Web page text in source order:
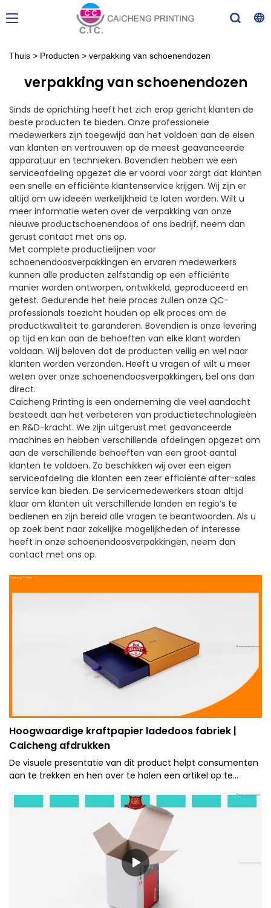
Thuis > Producten > verpakking van schoenendozen
verpakking van schoenendozen
Sinds de oprichting heeft het zich erop gericht klanten de
beste producten te bieden. Onze professionele
medewerkers zijn toegewijd aan het voldoen aan de eisen
van klanten en vertrouwen op de meest geavanceerde
apparatuur en technieken. Bovendien hebben we een
serviceafdeling opgezet die er vooral voor zorgt dat klanten
een snelle en efficiënte klantenservice krijgen. Wij zijn er
altijd om uw ideeën werkelijkheid te laten worden. Wilt u
meer informatie weten over de verpakking van onze
nieuwe productschoenendoos of ons bedrijf, neem dan
gerust contact met ons op.
Met complete productielijnen voor
schoenendoosverpakkingen en ervaren medewerkers
kunnen alle producten zelfstandig op een efficiënte
manier worden ontworpen, ontwikkeld, geproduceerd en
getest. Gedurende het hele proces zullen onze QC-
professionals toezicht houden op elk proces om de
productkwaliteit te garanderen. Bovendien is onze levering
op tijd en kan aan de behoeften van elke klant worden
voldaan. Wij beloven dat de producten veilig en wel naar
klanten worden verzonden. Heeft u vragen of wilt u meer
weten over onze schoenendoosverpakkingen, bel ons dan
direct.
Caicheng Printing is een onderneming die veel aandacht
besteedt aan het verbeteren van productietechnologieën
en R&D-kracht. We zijn uitgerust met geavanceerde
machines en hebben verschillende afdelingen opgezet om
aan de verschillende behoeften van een groot aantal
klanten te voldoen. Zo beschikken wij over een eigen
serviceafdeling die klanten een zeer efficiënte after-sales
service kan bieden. De servicemedewerkers staan ​​altijd
klaar om klanten uit verschillende landen en regio’s te
bedienen en zijn bereid alle vragen te beantwoorden. Als u
op zoek bent naar zakelijke mogelijkheden of interesse
heeft in onze schoenendoosverpakkingen, neem dan
contact met ons op.
Hoogwaardige kraftpapier ladedoos fabriek |
Caicheng afdrukken
De visuele presentatie van dit product helpt consumenten
aan te trekken en hen over te halen een artikel op te
of het artikel waarde toevoegt aan hun leven.